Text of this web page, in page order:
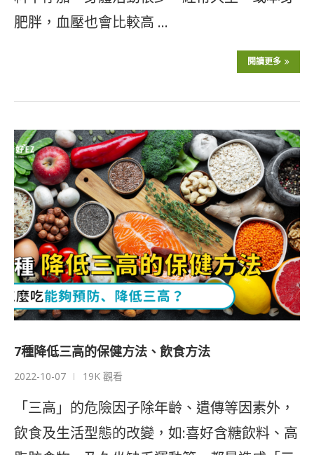
肥胖，血壓也會比較高 …
閱讀更多
7種降低三高的保健方法、飲食方法
2022-10-07 19K 觀看
「三高」的危險因子除年齡、遺傳等因素外，
飲食及生活型態的改變，如:喜好含糖飲料、高